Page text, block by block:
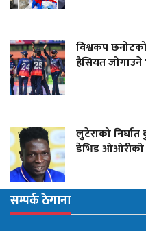
विश्वकप
हैसियत जोगाउने
लुटेराको
डेभिड ओओरीको
सम्पर्क ठेगाना